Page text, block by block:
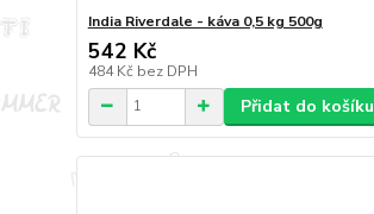
India Riverdale - káva 0,5 kg 500g
542 Kč
484 Kč bez DPH
Přidat do košíku